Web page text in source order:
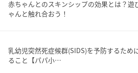
赤ちゃんとのスキンシップの効果とは？遊
ゃんと触れ合おう！
乳幼児突然死症候群(SIDS)を予防するため
ること【パパ小…